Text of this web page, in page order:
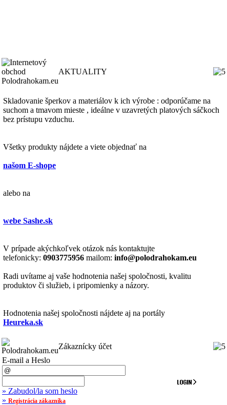
AKTUALITY
Skladovanie šperkov a materiálov k ich výrobe : odporúčame na
suchom a tmavom mieste , ideálne v uzavretých platových sáčkoch
bez prístupu vzduchu.
Všetky produkty nájdete a viete objednať na
našom E-shope
alebo na
webe Sashe.sk
V prípade akýchkoľvek otázok nás kontaktujte
telefonicky: 0903775956 mailom: info@polodrahokam.eu
Radi uvítame aj vaše hodnotenia našej spoločnosti, kvalitu
produktov či služieb, i pripomienky a názory.
Hodnotenia našej spoločnosti nájdete aj na portály
Heureka.sk
Zákaznícky účet
E-mail a Heslo
» Zabudol/la som heslo
» Registrácia zákazníka